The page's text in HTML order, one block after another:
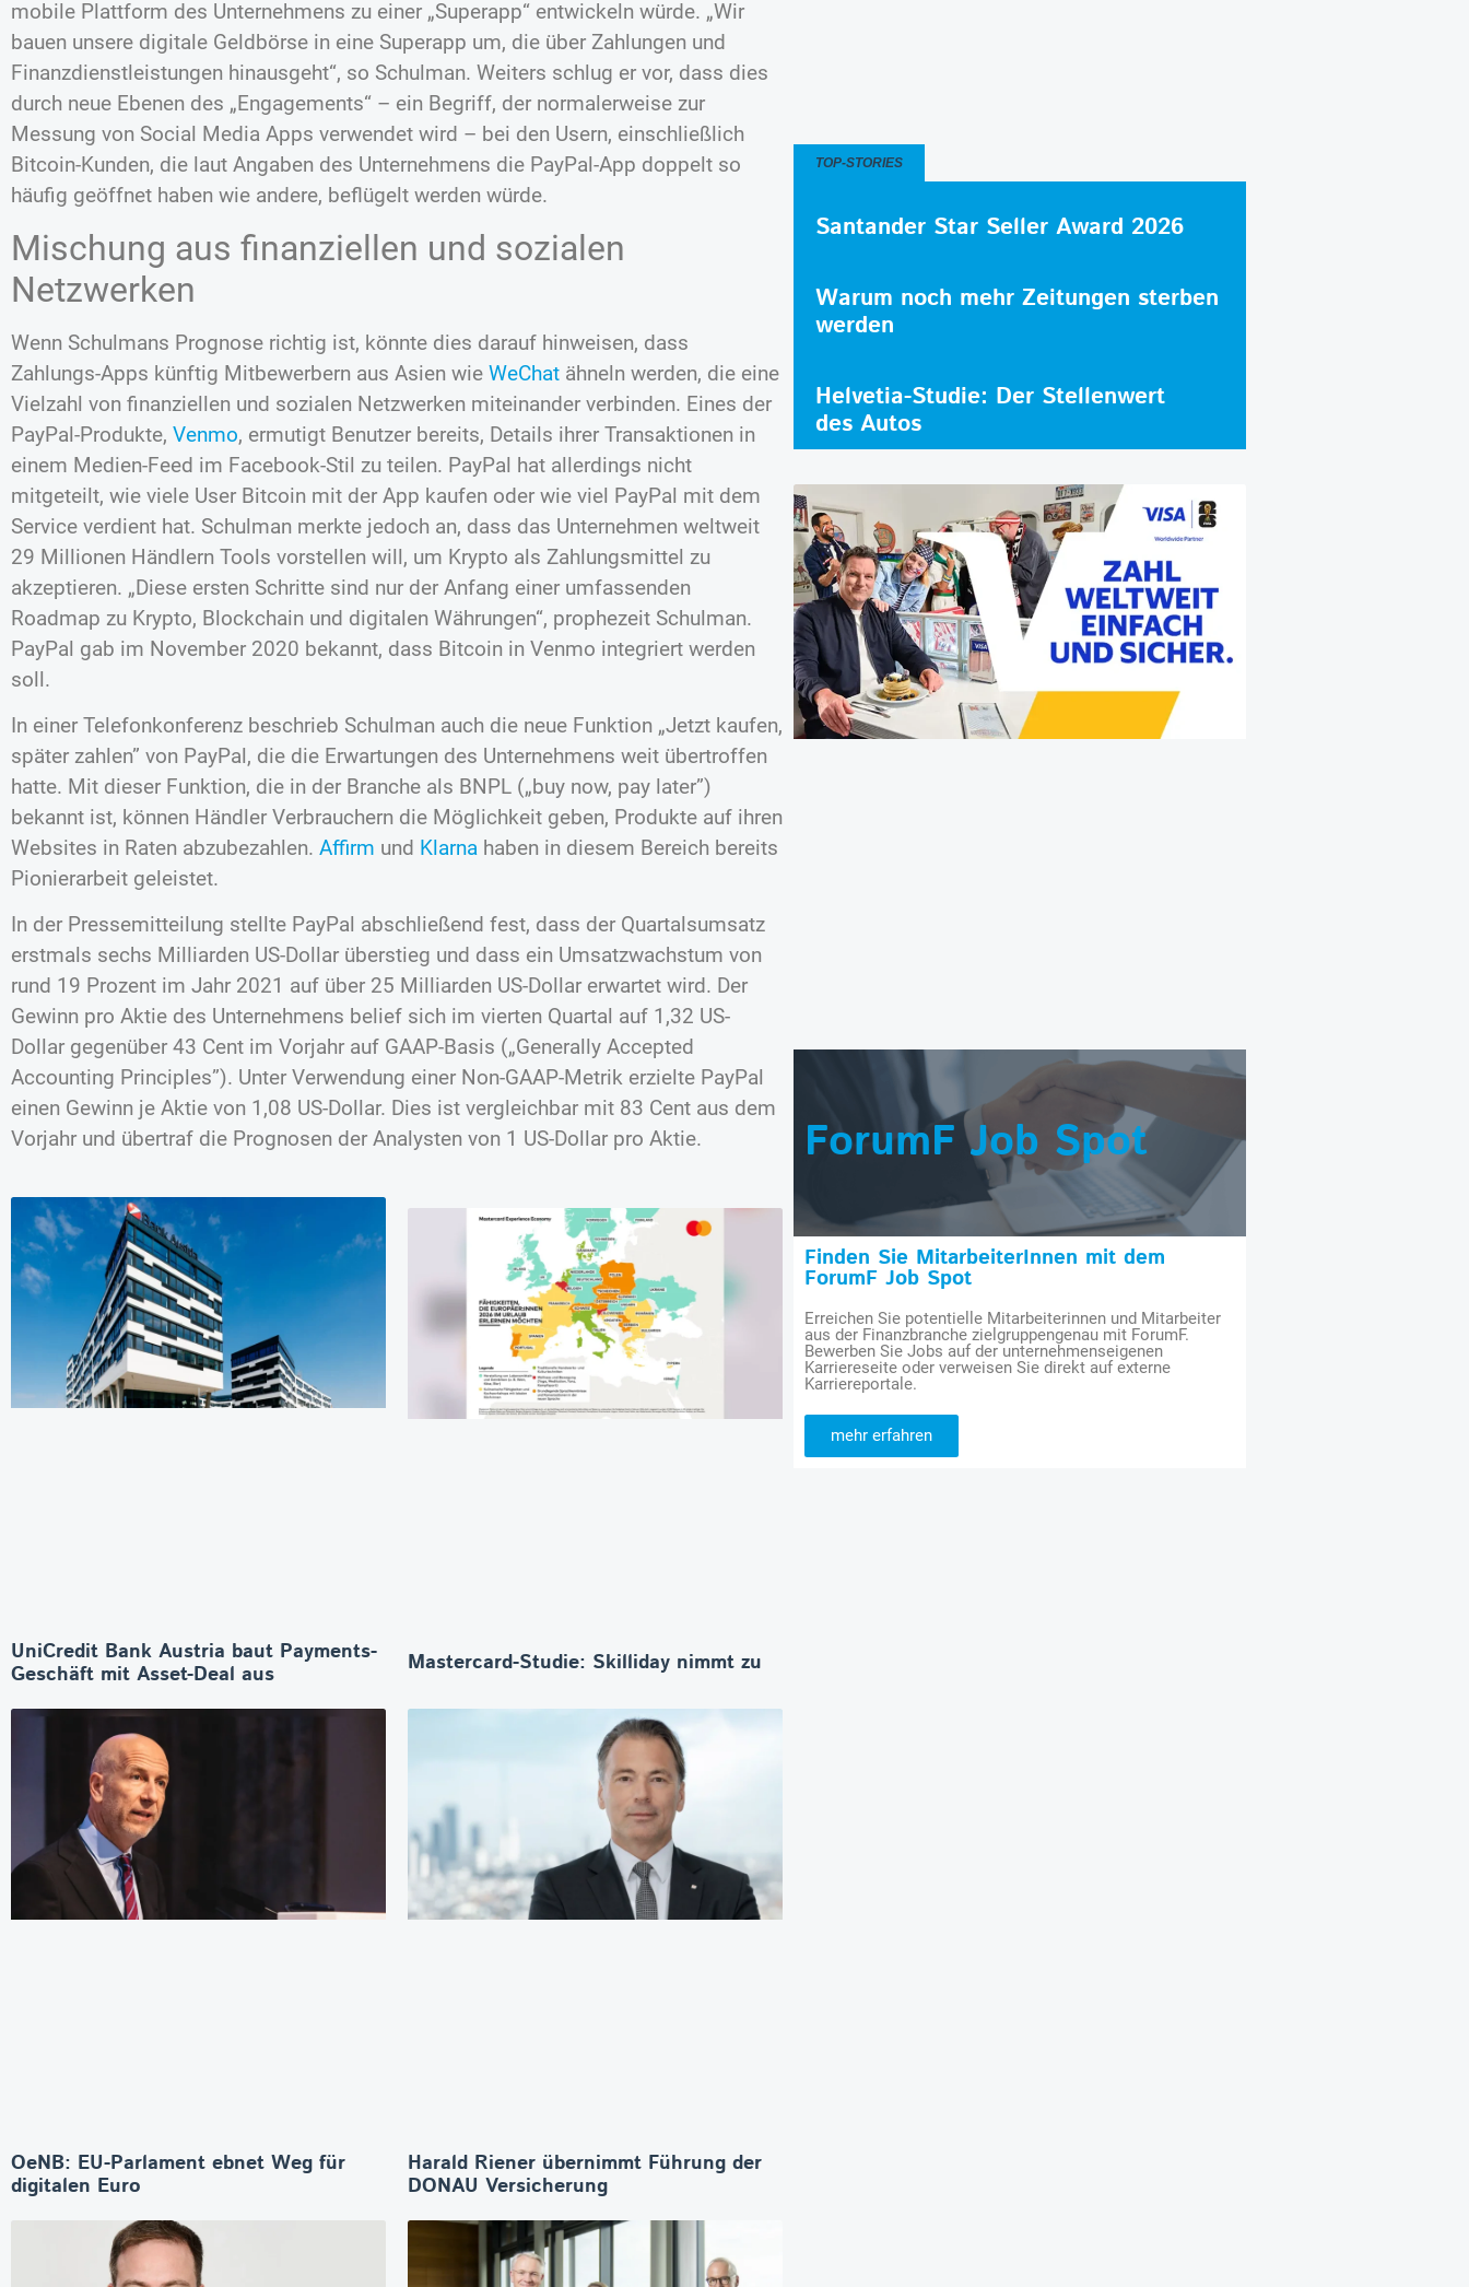
mobile Plattform des Unternehmens zu einer „Superapp“ entwickeln würde. „Wir
bauen unsere digitale Geldbörse in eine Superapp um, die über Zahlungen und
Finanzdienstleistungen hinausgeht“, so Schulman. Weiters schlug er vor, dass dies
durch neue Ebenen des „Engagements“ – ein Begriff, der normalerweise zur
Messung von Social Media Apps verwendet wird – bei den Usern, einschließlich
Bitcoin-Kunden, die laut Angaben des Unternehmens die PayPal-App doppelt so
häufig geöffnet haben wie andere, beflügelt werden würde.
Mischung aus finanziellen und sozialen
Netzwerken
Wenn Schulmans Prognose richtig ist, könnte dies darauf hinweisen, dass
Zahlungs-Apps künftig Mitbewerbern aus Asien wie WeChat ähneln werden, die eine
Vielzahl von finanziellen und sozialen Netzwerken miteinander verbinden. Eines der
PayPal-Produkte, Venmo, ermutigt Benutzer bereits, Details ihrer Transaktionen in
einem Medien-Feed im Facebook-Stil zu teilen. PayPal hat allerdings nicht
mitgeteilt, wie viele User Bitcoin mit der App kaufen oder wie viel PayPal mit dem
Service verdient hat. Schulman merkte jedoch an, dass das Unternehmen weltweit
29 Millionen Händlern Tools vorstellen will, um Krypto als Zahlungsmittel zu
akzeptieren. „Diese ersten Schritte sind nur der Anfang einer umfassenden
Roadmap zu Krypto, Blockchain und digitalen Währungen“, prophezeit Schulman.
PayPal gab im November 2020 bekannt, dass Bitcoin in Venmo integriert werden
soll.
In einer Telefonkonferenz beschrieb Schulman auch die neue Funktion „Jetzt kaufen,
später zahlen” von PayPal, die die Erwartungen des Unternehmens weit übertroffen
hatte. Mit dieser Funktion, die in der Branche als BNPL („buy now, pay later”)
bekannt ist, können Händler Verbrauchern die Möglichkeit geben, Produkte auf ihren
Websites in Raten abzubezahlen. Affirm und Klarna haben in diesem Bereich bereits
Pionierarbeit geleistet.
In der Pressemitteilung stellte PayPal abschließend fest, dass der Quartalsumsatz
erstmals sechs Milliarden US-Dollar überstieg und dass ein Umsatzwachstum von
rund 19 Prozent im Jahr 2021 auf über 25 Milliarden US-Dollar erwartet wird. Der
Gewinn pro Aktie des Unternehmens belief sich im vierten Quartal auf 1,32 US-
Dollar gegenüber 43 Cent im Vorjahr auf GAAP-Basis („Generally Accepted
Accounting Principles”). Unter Verwendung einer Non-GAAP-Metrik erzielte PayPal
einen Gewinn je Aktie von 1,08 US-Dollar. Dies ist vergleichbar mit 83 Cent aus dem
Vorjahr und übertraf die Prognosen der Analysten von 1 US-Dollar pro Aktie.
UniCredit Bank Austria baut Payments-
Geschäft mit Asset-Deal aus
Mastercard-Studie: Skilliday nimmt zu
OeNB: EU-Parlament ebnet Weg für
digitalen Euro
Harald Riener übernimmt Führung der
DONAU Versicherung
TOP-STORIES
Santander Star Seller Award 2026
Warum noch mehr Zeitungen sterben
werden
Helvetia-Studie: Der Stellenwert
des Autos
ForumF Job Spot
Finden Sie MitarbeiterInnen mit dem
ForumF Job Spot
Erreichen Sie potentielle Mitarbeiterinnen und Mitarbeiter
aus der Finanzbranche zielgruppengenau mit ForumF.
Bewerben Sie Jobs auf der unternehmenseigenen
Karriereseite oder verweisen Sie direkt auf externe
Karriereportale.
mehr erfahren